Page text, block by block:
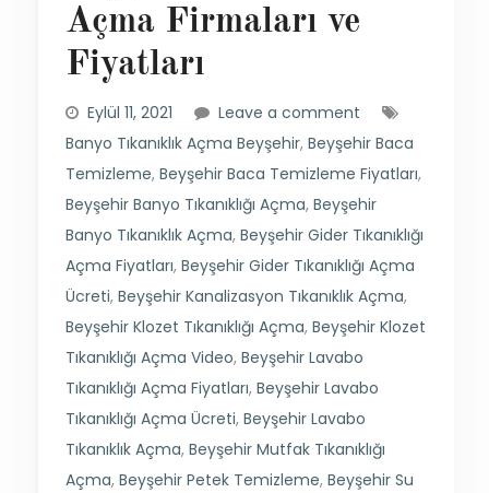
Açma Firmaları ve
Fiyatları
Eylül 11, 2021
Leave a comment
Banyo Tıkanıklık Açma Beyşehir, Beyşehir Baca
Temizleme, Beyşehir Baca Temizleme Fiyatları,
Beyşehir Banyo Tıkanıklığı Açma, Beyşehir
Banyo Tıkanıklık Açma, Beyşehir Gider Tıkanıklığı
Açma Fiyatları, Beyşehir Gider Tıkanıklığı Açma
Ücreti, Beyşehir Kanalizasyon Tıkanıklık Açma,
Beyşehir Klozet Tıkanıklığı Açma, Beyşehir Klozet
Tıkanıklığı Açma Video, Beyşehir Lavabo
Tıkanıklığı Açma Fiyatları, Beyşehir Lavabo
Tıkanıklığı Açma Ücreti, Beyşehir Lavabo
Tıkanıklık Açma, Beyşehir Mutfak Tıkanıklığı
Açma, Beyşehir Petek Temizleme, Beyşehir Su